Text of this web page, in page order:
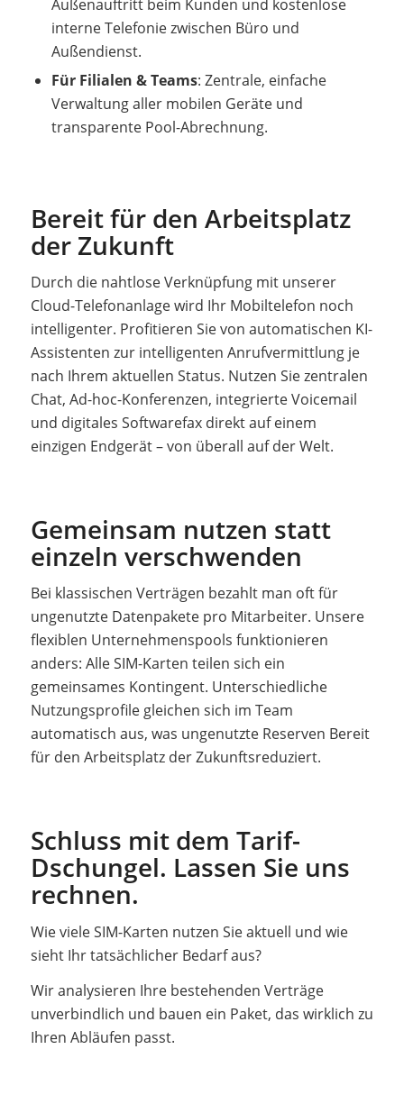
Außenauftritt beim Kunden und kostenlose
interne Telefonie zwischen Büro und
Außendienst.
Für Filialen & Teams: Zentrale, einfache
Verwaltung aller mobilen Geräte und
transparente Pool-Abrechnung.
Bereit für den Arbeitsplatz
der Zukunft
Durch die nahtlose Verknüpfung mit unserer
Cloud-Telefonanlage wird Ihr Mobiltelefon noch
intelligenter. Profitieren Sie von automatischen KI-
Assistenten zur intelligenten Anrufvermittlung je
nach Ihrem aktuellen Status. Nutzen Sie zentralen
Chat, Ad-hoc-Konferenzen, integrierte Voicemail
und digitales Softwarefax direkt auf einem
einzigen Endgerät – von überall auf der Welt.
Gemeinsam nutzen statt
einzeln verschwenden
Bei klassischen Verträgen bezahlt man oft für
ungenutzte Datenpakete pro Mitarbeiter. Unsere
flexiblen Unternehmenspools funktionieren
anders: Alle SIM-Karten teilen sich ein
gemeinsames Kontingent. Unterschiedliche
Nutzungsprofile gleichen sich im Team
automatisch aus, was ungenutzte Reserven Bereit
für den Arbeitsplatz der Zukunftsreduziert.
Schluss mit dem Tarif-
Dschungel. Lassen Sie uns
rechnen.
Wie viele SIM-Karten nutzen Sie aktuell und wie
sieht Ihr tatsächlicher Bedarf aus?
Wir analysieren Ihre bestehenden Verträge
unverbindlich und bauen ein Paket, das wirklich zu
Ihren Abläufen passt.